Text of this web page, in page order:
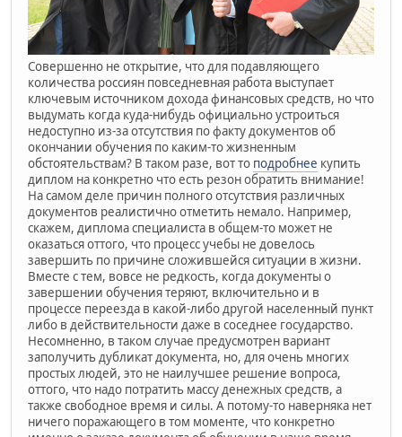
Совершенно не открытие, что для подавляющего
количества россиян повседневная работа выступает
ключевым источником дохода финансовых средств, но что
выдумать когда куда-нибудь официально устроиться
недоступно из-за отсутствия по факту документов об
окончании обучения по каким-то жизненным
обстоятельствам? В таком разе, вот то подробнее купить
диплом на конкретно что есть резон обратить внимание!
На самом деле причин полного отсутствия различных
документов реалистично отметить немало. Например,
скажем, диплома специалиста в общем-то может не
оказаться оттого, что процесс учебы не довелось
завершить по причине сложившейся ситуации в жизни.
Вместе с тем, вовсе не редкость, когда документы о
завершении обучения теряют, включительно и в
процессе переезда в какой-либо другой населенный пункт
либо в действительности даже в соседнее государство.
Несомненно, в таком случае предусмотрен вариант
заполучить дубликат документа, но, для очень многих
простых людей, это не наилучшее решение вопроса,
оттого, что надо потратить массу денежных средств, а
также свободное время и силы. А потому-то наверняка нет
ничего поражающего в том моменте, что конкретно